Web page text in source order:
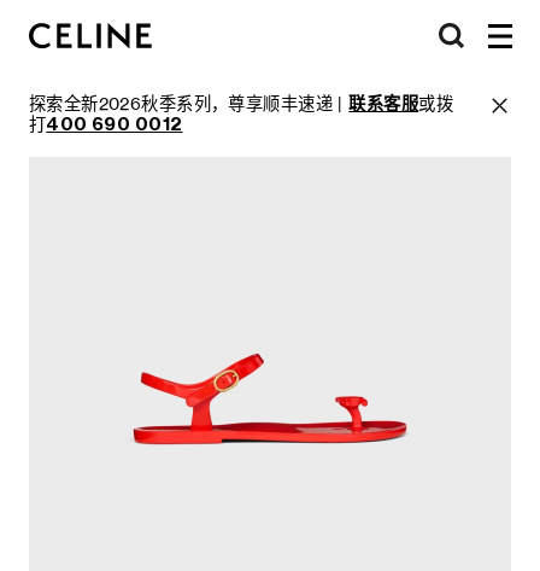
探索全新2026秋季系列，尊享顺丰速递 |联系客服或拨
打400 690 0012